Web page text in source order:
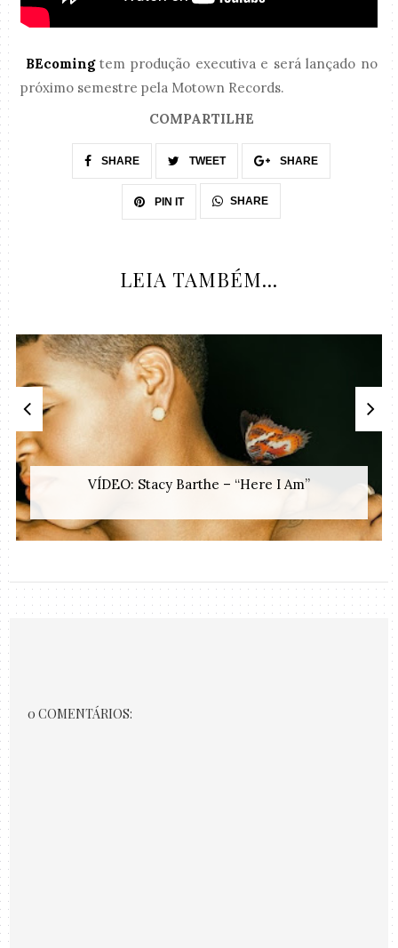
BEcomingtem produção executiva e será lançado no
próximo semestre pela Motown Records.
COMPARTILHE
SHARE TWEET SHARE
PIN IT SHARE
LEIA TAMBÉM...
VÍDEO: Stacy Barthe – “Here I Am”
0 COMENTÁRIOS: